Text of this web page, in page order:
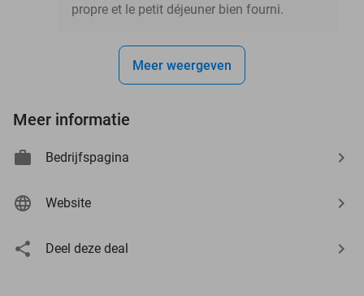
propre et le petit déjeuner bien fourni.
Meer weergeven
Meer informatie
Bedrijfspagina
Website
Deel deze deal